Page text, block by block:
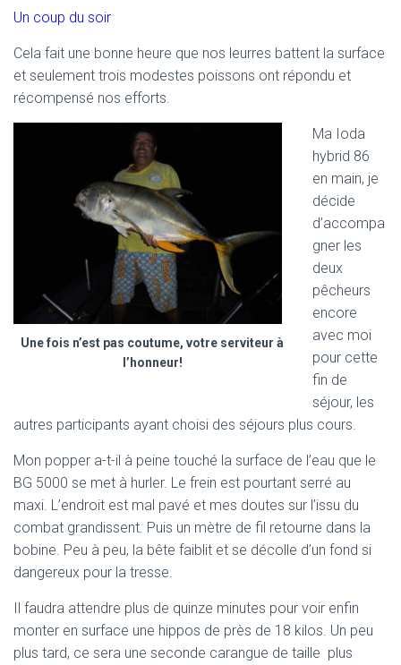
Un coup du soir
Cela fait une bonne heure que nos leurres battent la surface
et seulement trois modestes poissons ont répondu et
récompensé nos efforts.
Une fois n’est pas coutume, votre serviteur à
l’honneur!
Ma Ioda
hybrid 86
en main, je
décide
d’accompa
gner les
deux
pêcheurs
encore
avec moi
pour cette
fin de
séjour, les
autres participants ayant choisi des séjours plus cours.
Mon popper a-t-il à peine touché la surface de l’eau que le
BG 5000 se met à hurler. Le frein est pourtant serré au
maxi. L’endroit est mal pavé et mes doutes sur l’issu du
combat grandissent. Puis un mètre de fil retourne dans la
bobine. Peu à peu, la bête faiblit et se décolle d’un fond si
dangereux pour la tresse.
Il faudra attendre plus de quinze minutes pour voir enfin
monter en surface une hippos de près de 18 kilos. Un peu
plus tard, ce sera une seconde carangue de taille plus